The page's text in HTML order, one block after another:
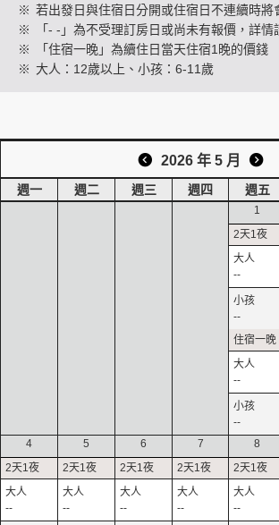
※ 若出發日與住宿日分開或住宿日不連續時將
※
「- -」為不受理訂房日或尚未有報價，詳情
※
「住宿一晚」為續住日當天住宿1晚的價錢
※ 大人：12歲以上、小孩：6-11歲
2026 年 5 月
週一 週二 週三 週四 週五
1
--
--
--
--
4
--
5
--
6
--
7
--
8
--